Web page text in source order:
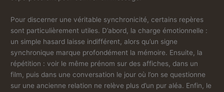
Pour discerner une véritable synchronicité, certains repères
sont particulièrement utiles. D’abord, la charge émotionnelle :
un simple hasard laisse indifférent, alors qu’un signe
synchronique marque profondément la mémoire. Ensuite, la
répétition : voir le même prénom sur des affiches, dans un
film, puis dans une conversation le jour où l’on se questionne
sur une ancienne relation ne relève plus d’un pur aléa. Enfin, le